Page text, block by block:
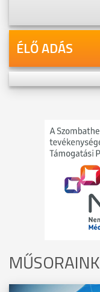
ÉLŐ ADÁS
MŰSORAINK